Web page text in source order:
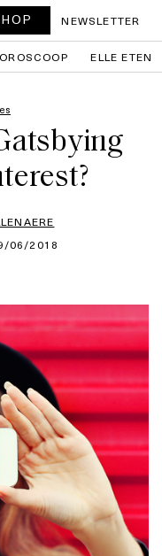
NEWSLETTER
ELLE ETEN
06/2018